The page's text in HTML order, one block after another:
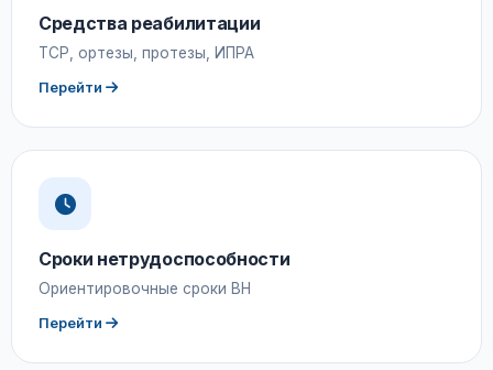
Средства реабилитации
ТСР, ортезы, протезы, ИПРА
Перейти
Сроки нетрудоспособности
Ориентировочные сроки ВН
Перейти